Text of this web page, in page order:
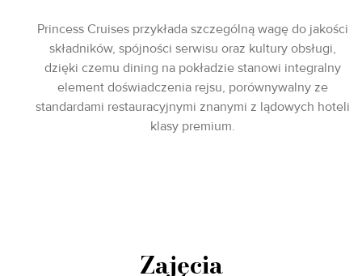
Princess Cruises przykłada szczególną wagę do jakości
składników, spójności serwisu oraz kultury obsługi,
dzięki czemu dining na pokładzie stanowi integralny
element doświadczenia rejsu, porównywalny ze
standardami restauracyjnymi znanymi z lądowych hoteli
klasy premium.
Zajęcia